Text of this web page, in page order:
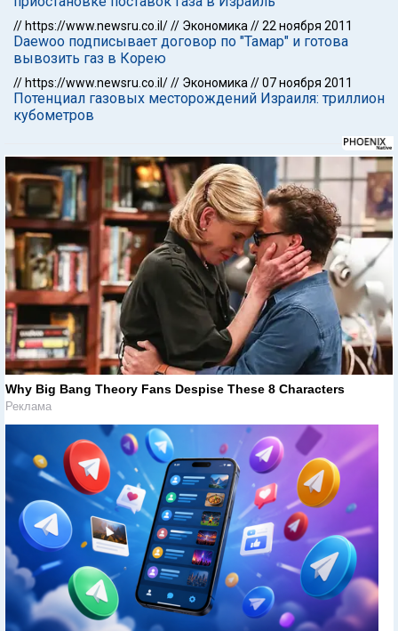
// https://www.newsru.co.il/// Экономика //22 ноября 2011
Daewoo подписывает договор по "Тамар" и готова
вывозить газ в Корею
// https://www.newsru.co.il/// Экономика //07 ноября 2011
Потенциал газовых месторождений Израиля: триллион
кубометров
Why Big Bang Theory Fans Despise These 8 Characters
Реклама